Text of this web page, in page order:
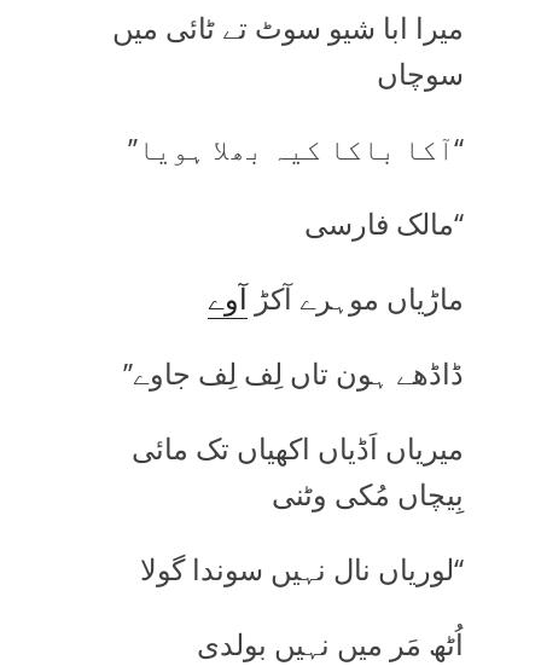
میرا ابا شیو سوٹ تے ٹائی میں
سوچاں
‘‘آکا باکا کیہ بھلا ہویا’’
‘‘مالک فارسی
ماڑیاں موہرے آکڑآوے
ڈاڈھے ہون تاں لِف لِف جاوے’’
میریاں اَڈیاں اکھیاں تک مائی
بِیچاں مُکی وٹنی
‘‘لوریاں نال نہیں سوندا گولا
اُٹھ مَر میں نہیں بولدی